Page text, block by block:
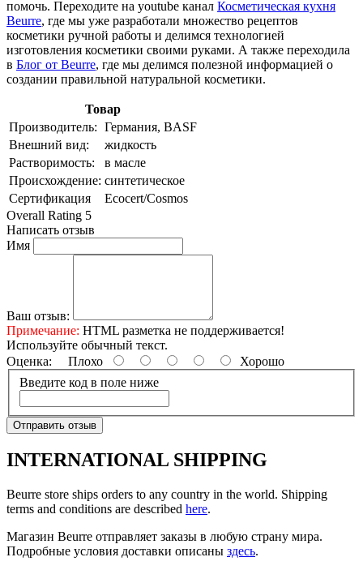
помочь. Переходите на youtube канал Косметическая кухня
Beurre, где мы уже разработали множество рецептов
косметики ручной работы и делимся технологией
изготовления косметики своими руками. А также переходила
в Блог от Beurre, где мы делимся полезной информацией о
создании правильной натуральной косметики.
Товар
Производитель: Германия, BASF
Внешний вид:
жидкость
Растворимость:
в масле
Происхождение: синтетическое
Сертификация
Ecocert/Cosmos
Overall Rating 5
Написать отзыв
Имя
Ваш отзыв:
Примечание: HTML разметка не поддерживается!
Используйте обычный текст.
Оценка: Плохо
Хорошо
Введите код в поле ниже
Отправить отзыв
INTERNATIONAL SHIPPING
Beurre store ships orders to any country in the world. Shipping
terms and conditions are described here.
Магазин Beurre отправляет заказы в любую страну мира.
Подробные условия доставки описаны здесь.